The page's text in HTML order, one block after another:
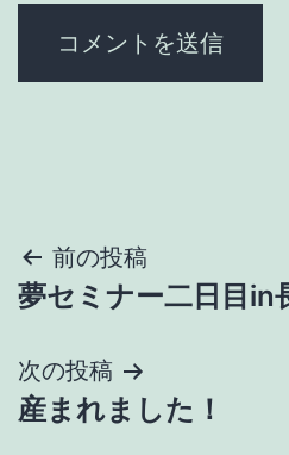
投
稿
ナ
ビ
前の投稿
夢セミナー二日目in
次の投稿
産まれました！